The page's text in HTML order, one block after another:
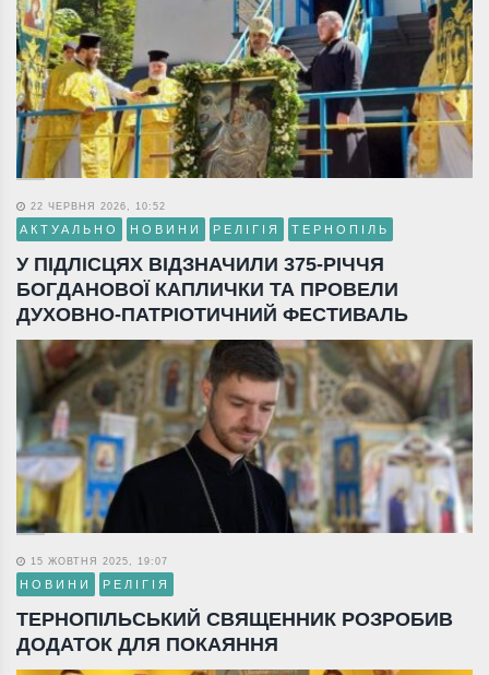
22 ЧЕРВНЯ 2026, 10:52
АКТУАЛЬНО НОВИНИ РЕЛІГІЯ ТЕРНОПІЛЬ
У ПІДЛІСЦЯХ ВІДЗНАЧИЛИ 375-РІЧЧЯ
БОГДАНОВОЇ КАПЛИЧКИ ТА ПРОВЕЛИ
ДУХОВНО-ПАТРІОТИЧНИЙ ФЕСТИВАЛЬ
15 ЖОВТНЯ 2025, 19:07
НОВИНИ РЕЛІГІЯ
ТЕРНОПІЛЬСЬКИЙ СВЯЩЕННИК РОЗРОБИВ
ДОДАТОК ДЛЯ ПОКАЯННЯ